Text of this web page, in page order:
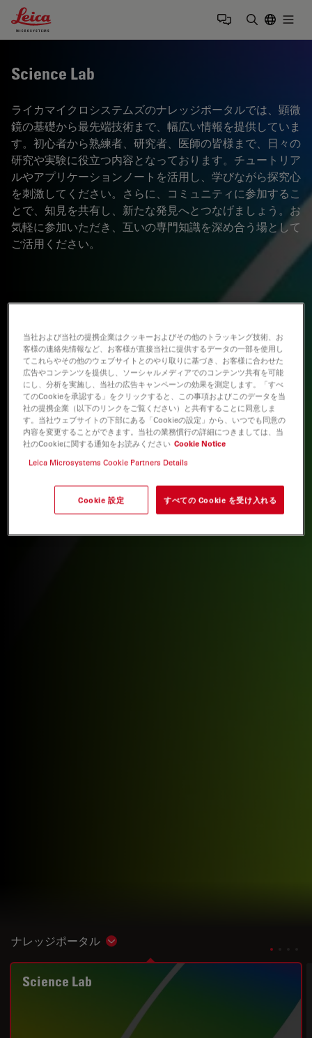
Leica Microsystems Logo
Science Lab
ライカマイクロシステムズのナレッジポータルでは、顕微
鏡の基礎から最先端技術まで、幅広い情報を提供していま
す。初心者から熟練者、研究者、医師の皆様まで、日々の
研究や実験に役立つ内容となっております。チュートリア
ルやアプリケーションノートを活用し、学びながら探究心
を刺激してください。さらに、コミュニティに参加するこ
とで、知見を共有し、新たな発見へとつなげましょう。お
気軽に参加いただき、互いの専門知識を深め合う場として
ご活用ください。
ナレッジポータル Show subnavigation
Science Lab
当社および当社の提携企業はクッキーおよびその他のトラッキング技術、お
客様の連絡先情報など、お客様が直接当社に提供するデータの一部を使用し
てこれらやその他のウェブサイトとのやり取りに基づき、お客様に合わせた
広告やコンテンツを提供し、ソーシャルメディアでのコンテンツ共有を可能
にし、分析を実施し、当社の広告キャンペーンの効果を測定します。「すべ
てのCookieを承認する」をクリックすると、この事項およびこのデータを当
社の提携企業（以下のリンクをご覧ください）と共有することに同意しま
す。当社ウェブサイトの下部にある「Cookieの設定」から、いつでも同意の
内容を変更することができます。当社の業務慣行の詳細につきましては、当
社のCookieに関する通知をお読みください Cookie Notice
Leica Microsystems Cookie Partners Details
Cookie 設定 すべての Cookie を受け入れる